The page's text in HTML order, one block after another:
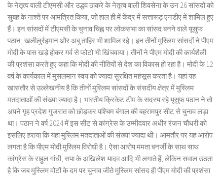
के नेतृत्व वाली टीएमसी और उद्धव ठाकरे के नेतृत्व वाली शिवसेना के उन 26 सांसदों को
सुबह के नाश्ते पर आमंत्रित किया, जो हाल ही में केंद्र में सत्तारूढ़ एनडीए में शामिल हुए
हैं। इन सांसदों में टीएमसी के चुनाव चिह्न पर लोकसभा का सांसद बनने वाले यूसुफ
पठान, खलीलुर्रहमान और अबु ताहिर भी शामिल रहे। इन तीनों मुस्लिम सांसदों ने पीएम
मोदी के पास खड़े होकर गर्व से फोटो भी खिंचवाया। तीनों ने पीएम मोदी की कार्यशैली
की प्रशंसा करते हुए कहा कि मोदी की नीतियों से देश का विकास हो रहा है। मोदी के 12
वर्ष के कार्यकाल में मुसलमान स्वयं को ज्यादा सुरक्षित महसूस करता है। यहां यह
खासतौर से उल्लेखनीय है कि तीनों मुस्लिम सांसदों के संसदीय क्षेत्र में मुस्लिम
मतदाताओं की संख्या ज्यादा है। भारतीय क्रिकेट टीम के सदस्य रहे यूसुफ पठान ने तो
अपने गृह प्रदेश गुजरात को छोड़कर पश्चिम बंगाल की बहरामपुर सीट से चुनाव लड़ा
था। पठान ने वर्ष 2024 में इस सीट से कांग्रेस के उम्मीदवार अधीर रंजन चौधरी को
इसलिए हराया कि यहां मुस्लिम मतदाताओं की संख्या ज्यादा थी। आमतौर पर यह आरोप
लगता है कि पीएम मोदी मुस्लिम विरोधी है। ऐसा आरोप ममता बनर्जी के साथ साथ
कांग्रेस के राहुल गांधी, सपा के अखिलेश यादव आदि भी लगाते हैं, लेकिन सवाल उठता
है कि जब मुस्लिम वोटों के दम पर चुनाव जीते मुस्लिम सांसद ही पीएम मोदी की प्रशंसा